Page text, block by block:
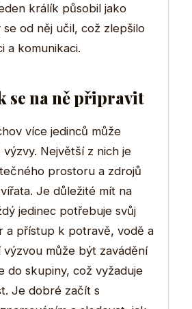
králík působil jako
od něj učil, což zlepšilo
a komunikaci.
se na ně připravit
více jedinců může
Největší z nich je
prostoru a zdrojů
Je důležité mít na
jedinec potřebuje svůj
a přístup k potravě, vodě a
výzvou může být zavádění
do skupiny, což vyžaduje
Je dobré začít s